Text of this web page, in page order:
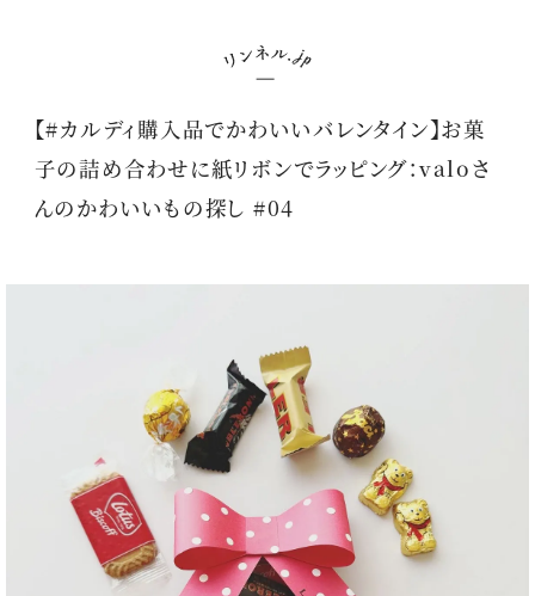
【#カルディ購入品でかわいいバレンタイン】お菓
子の詰め合わせに紙リボンでラッピング：valoさ
んのかわいいもの探し #04